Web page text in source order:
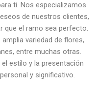
ti. Nos especializamos
de nuestros clientes,
que el ramo sea perfecto.
variedad de flores,
entre muchas otras.
estilo y la presentación
y significativo.